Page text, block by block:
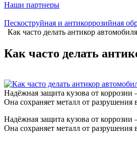
Наши партнеры
Пескоструйная и антикоррозийная
Как часто делать антикор автомобиля
Как часто делать
Надёжная защита кузова от коррозии
Она сохраняет металл от
Надёжная защита кузова от коррозии
Она сохраняет металл от